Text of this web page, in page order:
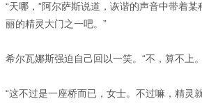
“天哪，”阿尔萨斯说道，诙谐的声音中带着
丽的精灵大门之一吧。”
希尔瓦娜斯强迫自己回以一笑。“不，算不上
“这不过是一座桥而已，女士。不过嘛，精灵